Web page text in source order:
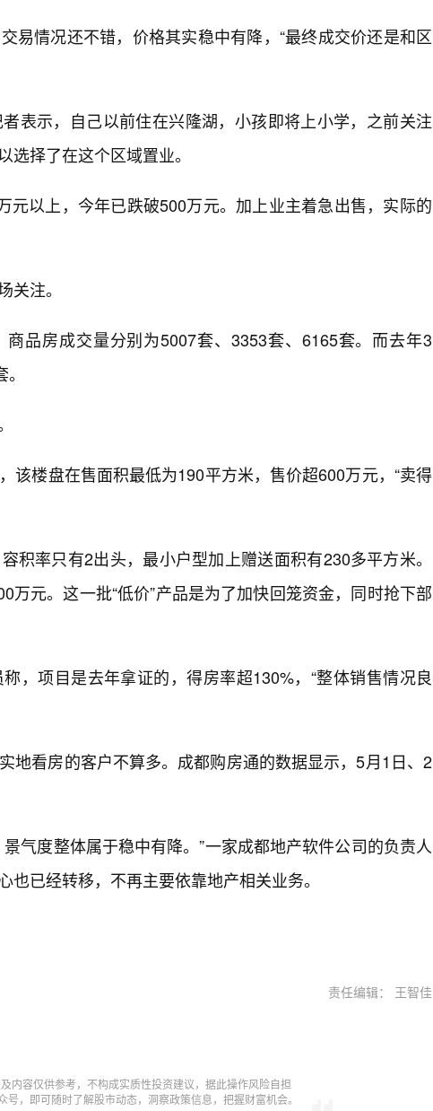
易情况还不错，价格其实稳中有降，“最终成交价还是和区
表示，自己以前住在兴隆湖，小孩即将上小学，之前关注
择了在这个区域置业。
元以上，今年已跌破500万元。加上业主着急出售，实际的
注。
品房成交量分别为5007套、3353套、6165套。而去年3
该楼盘在售面积最低为190平方米，售价超600万元，“卖得
积率只有2出头，最小户型加上赠送面积有230多平方米。
元。这一批“低价”产品是为了加快回笼资金，同时抢下部
，项目是去年拿证的，得房率超130%，“整体销售情况良
地看房的客户不算多。成都购房通的数据显示，5月1日、2
气度整体属于稳中有降。”一家成都地产软件公司的负责人
已经转移，不再主要依靠地产相关业务。
责任编辑： 王智佳
内容仅供参考，不构成实质性投资建议，据此操作风险自担
，即可随时了解股市动态，洞察政策信息，把握财富机会。